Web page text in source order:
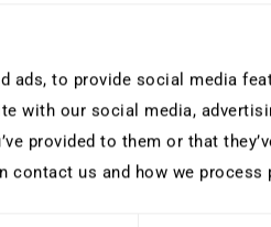
ads, to provide social media
with our social media,
provided to them or that
contact us and how we
concrète de
cette
précieux
qu’un